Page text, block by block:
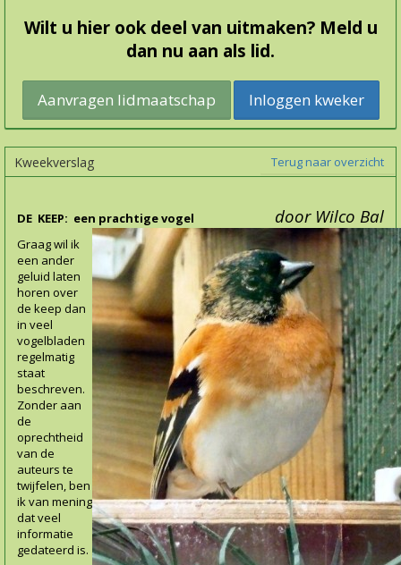
Wilt u hier ook deel van uitmaken? Meld u
dan nu aan als lid.
Inloggen kweker
Kweekverslag Terug naar overzicht
DE KEEP: een prachtige vogel door Wilco Bal
Graag wil ik
een ander
geluid laten
horen over
de keep dan
in veel
vogelbladen
regelmatig
staat
beschreven.
Zonder aan
de
oprechtheid
van de
auteurs te
twijfelen, ben
ik van mening
dat veel
informatie
gedateerd is.